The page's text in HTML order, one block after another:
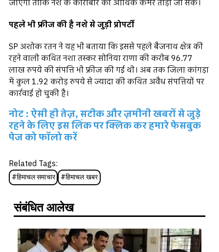
जाएगी ताकि नशे के कारोबार की आर्थिक कमर तोड़ी जा सके।
पहले भी फ्रीज की है नशे से जुड़ी प्रोपर्टी
SP अशोक रतन ने यह भी बताया कि इससे पहले बैजनाथ क्षेत्र की
रहने वाली कथित नशा तस्कर सोनिया राणा की करीब 96.77
लाख रुपये की संपत्ति भी फ्रीज की गई थी। अब तक जिला कांगड़ा
में कुल 1.92 करोड़ रुपये से ज्यादा की कथित अवैध संपत्तियों पर
कार्रवाई हो चुकी है।
नोट : ऐसी ही तेज़, सटीक और ज़मीनी खबरों से जुड़े
रहने के लिए इस लिंक पर क्लिक कर हमारे फेसबुक
पेज को फॉलो करें
Related Tags:
#हिमाचल समाचार #हिमाचल खबर
संबंधित आलेख